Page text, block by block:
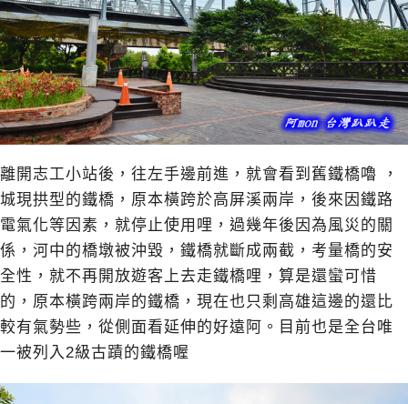
離開志工小站後，往左手邊前進，就會看到舊鐵橋嚕 ，
城現拱型的鐵橋，原本橫跨於高屏溪兩岸，後來因鐵路
電氣化等因素，就停止使用哩，過幾年後因為風災的關
係，河中的橋墩被沖毀，鐵橋就斷成兩截，考量橋的安
全性，就不再開放遊客上去走鐵橋哩，算是還蠻可惜
的，原本橫跨兩岸的鐵橋，現在也只剩高雄這邊的還比
較有氣勢些，從側面看延伸的好遠阿。目前也是全台唯
一被列入2級古蹟的鐵橋喔